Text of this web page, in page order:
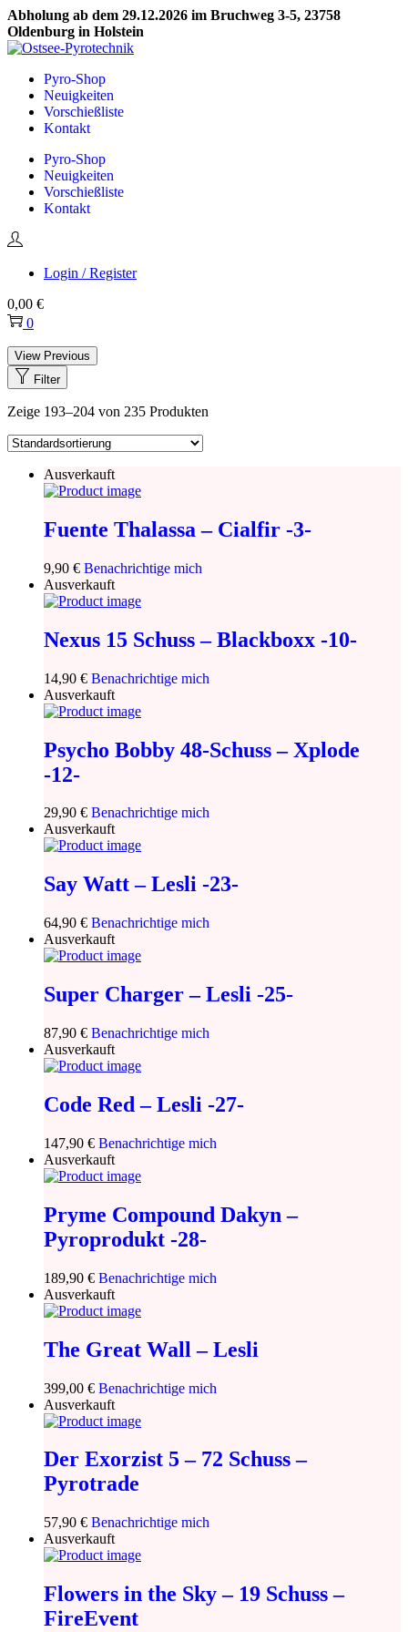
Abholung ab dem 29.12.2026 im Bruchweg 3-5, 23758
Oldenburg in Holstein
Skip
navigation
Skip
contentPyro-Shop
Neuigkeiten
Vorschießliste
Kontakt
Pyro-Shop
Neuigkeiten
Vorschießliste
Kontakt
Login / Register
0,00 €
0
View Previous
Filter
Zeige 193–204 von 235 Produkten
Ausverkauft
Fuente Thalassa – Cialfir -3-
9,90 € Benachrichtige mich
Ausverkauft
Nexus 15 Schuss – Blackboxx -10-
14,90 € Benachrichtige mich
Ausverkauft
Psycho Bobby 48-Schuss – Xplode
-12-
29,90 € Benachrichtige mich
Ausverkauft
Say Watt – Lesli -23-
64,90 € Benachrichtige mich
Ausverkauft
Super Charger – Lesli -25-
87,90 € Benachrichtige mich
Ausverkauft
Code Red – Lesli -27-
147,90 € Benachrichtige mich
Ausverkauft
Pryme Compound Dakyn –
Pyroprodukt -28-
189,90 € Benachrichtige mich
Ausverkauft
The Great Wall – Lesli
399,00 € Benachrichtige mich
Ausverkauft
Der Exorzist 5 – 72 Schuss –
Pyrotrade
57,90 € Benachrichtige mich
Ausverkauft
Flowers in the Sky – 19 Schuss –
FireEvent